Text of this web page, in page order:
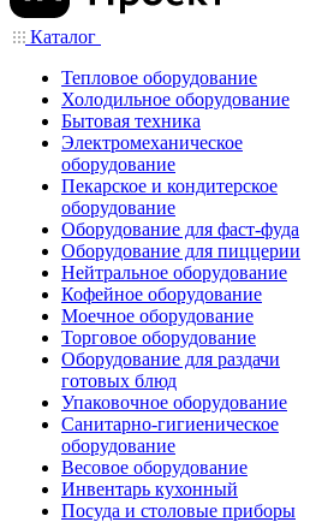
Каталог
Тепловое оборудование
Холодильное оборудование
Бытовая техника
Электромеханическое
оборудование
Пекарское и кондитерское
оборудование
Оборудование для фаст-фуда
Оборудование для пиццерии
Нейтральное оборудование
Кофейное оборудование
Моечное оборудование
Торговое оборудование
Оборудование для раздачи
готовых блюд
Упаковочное оборудование
Санитарно-гигиеническое
оборудование
Весовое оборудование
Инвентарь кухонный
Посуда и столовые приборы